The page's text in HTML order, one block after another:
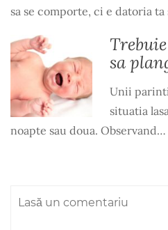
sa se comporte, ci e datoria ta
sa
Unii
situatia
noapte sau doua. Observand…